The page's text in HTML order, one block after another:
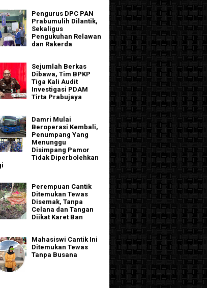
Pengurus DPC PAN
Prabumulih Dilantik,
Sekaligus
Pengukuhan Relawan
dan Rakerda
Sejumlah Berkas
Dibawa, Tim BPKP
Tiga Kali Audit
Investigasi PDAM
Tirta Prabujaya
Damri Mulai
Beroperasi Kembali,
Penumpang Yang
Menunggu
Disimpang Pamor
Tidak Diperbolehkan
Perempuan Cantik
Ditemukan Tewas
Disemak, Tanpa
Celana dan Tangan
Diikat Karet Ban
Mahasiswi Cantik Ini
Ditemukan Tewas
Tanpa Busana